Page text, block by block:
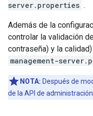
server.properties .
Además de la
controlar la validación
contraseña) y la
management-
NOTA: Después de
de la API de administración.